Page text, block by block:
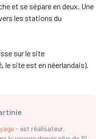
et se sépare en deux. Une
les stations du
sur le site
le site est en néerlandais).
- est réalisateur,